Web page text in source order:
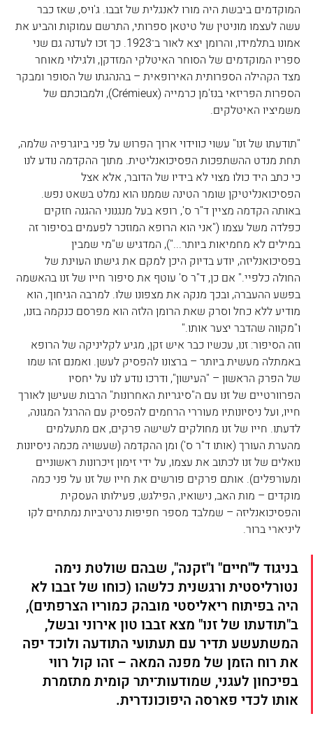
המוקדמים ביבשת היה מורו לאנגלית של זבבו. ג'ויס, שאז כבר
עשה לעצמו מוניטין של טיטאן ספרותי, התרשם עמוקות והביע את
אמונו בתלמידו, והרומן יצא לאור ב־1923. כך זכו לעדנה גם שני
ספריו המוקדמים של הסוחר האיטלקי המזדקן, ולגילוי מאוחר
מצד הקהילה הספרותית האירופאית – בהנהגתו של הסופר ומבקר
הספרות הפריזאי בנז'מן כרמייה (Crémieux), ולמבוכתם של
משמיציו האיטלקים.
"תודעתו של זנו" עשוי כווידוי ארוך הפרוש על פני ביוגרפיה שלמה,
תחת מנדט ההשתפכות הפסיכואנליטית. מתוך ההקדמה נודע לנו
כי כתב היד כולו מצוי לא בידיו של הדובר, אלא אצל
הפסיכואנליטיקן שומר הטינה שממנו הוא נמלט בשאט נפש.
באותה הקדמה מציין ד"ר ס', רופא בעל מנגנוני ההגנה חזקים
כפלדה משל עצמו ("אני הוא הרופא המוזכר לפעמים בסיפור זה
במילים לא מחמיאות ביותר..."), המדגיש ש"מי שמבין
בפסיכואנליזה, יודע בדיוק היכן למקם את גישתו העוינת של
החולה כלפיי." אם כן, ד"ר ס' עוטף את סיפור חייו של זנו בהאשמה
בפשע ההעברה, ובכך מנקה את מצפונו שלו. למרבה הגיחוך, הוא
מודיע ללא כחל וסרק שאת הרומן הלזה הוא מפרסם כנקמה בזנו,
ו"מקווה שהדבר יצער אותו."
וזה הסיפור: זנו, עכשיו כבר איש זקן, מגיע לקליניקה של הרופא
באמתלה מעשית ביותר – ברצונו להפסיק לעשן. ואמנם זהו שמו
של הפרק הראשון – "העישון", ודרכו נודע לנו על יחסיו
הפרוורטיים של זנו עם ה"סיגריות האחרונות" הרבות שעישן לאורך
חייו, ועל ניסיונותיו מעוררי הרחמים להפסיק עם ההרגל המגונה,
לדעתו. חייו של זנו מחולקים לשישה פרקים, אם מתעלמים
מהערת העורך (אותו ד"ר ס') ומן ההקדמה (שעשויה מכמה ניסיונות
נואלים של זנו לכתוב את עצמו, על ידי זימון זיכרונות ראשוניים
ומעורפלים). אותם פרקים פורשים את חייו של זנו על פני כמה
מוקדים – מות האב, נישואיו, הפילגש, פעילותו העסקית
והפסיכואנליזה – שמלבד מספר חפיפות נרטיביות נמתחים לקו
ליניארי ברור.
בניגוד ל"חיים" ו"זקנה", שבהם שולטת נימה
נטורליסטית ורגשנית כלשהו (כוחו של זבבו לא
היה בפיתוח ריאליסטי מובהק כמוריו הצרפתים),
ב"תודעתו של זנו" מצא זבבו טון אירוני ובשל,
המשתעשע תדיר עם תעתועי התודעה ולוכד יפה
את רוח הזמן של מפנה המאה – זהו קול רווי
בפיכחון לעגני, שמודעות־יתר קומית מתזמרת
אותו לכדי פארסה היפוכונדרית.